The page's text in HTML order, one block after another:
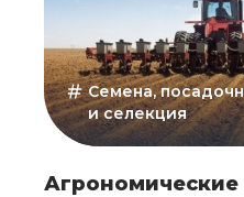
Семена,
и селекция
Агрономические